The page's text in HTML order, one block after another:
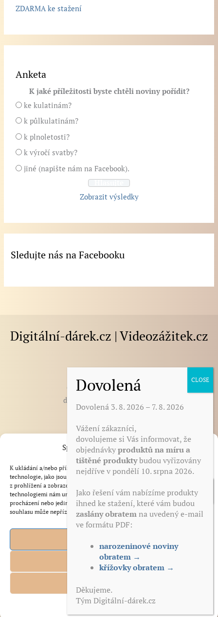
Spravovat Souhlas s cookies
K ukládání a/nebo přístupu k informacím o zařízení používáme
technologie, jako jsou soubory cookie. Děláme to, abychom zlepšili zážitek
z prohlížení a zobrazovali personalizované reklamy. Souhlas s těmito
technologiemi nám umožní zpracovávat údaje, jako je chování při
procházení nebo jedinečná ID na tomto webu. Nesouhlas nebo odvolání
souhlasu může nepříznivě ovlivnit určité vlastnosti a funkce.
Odmítnout
Zásady cookies
ZDARMA ke stažení
Anketa
K jaké příležitosti byste chtěli noviny pořídit?
ke kulatinám?
k půlkulatinám?
k plnoletosti?
k výročí svatby?
jiné (napište nám na Facebook).
Zobrazit výsledky
Sledujte nás na Facebooku
Digitální-dárek.cz | Videozážitek.cz
darek@digitalni-darek.cz
digitalni-darek@seznam.cz
BLOG - články, novinky, tipy
Otázky a odpovědi
Zdarma ke stažení
Reference
Obchodní podmínky
Zásady zpracování a ochrana osobních údajů
Odstoupení od smlouvy
Zásady cookies (EU)
křížovky, výročí svatby
obdržíte po zaplacení okamžitě na
svůj e-mail – bez čekání:
narozeninové noviny
křížovky obratem →
Dovolená 3. 8. 2026 – 7. 8. 2026
Vážení zákazníci,
dovolujeme si Vás informovat, že
objednávkyproduktů na míru a
tištěné produktybudou vyřizovány
nejdříve v pondělí 10. srpna 2026.
Jako řešení vám nabízíme produkty
ihned ke stažení, které vám budou
zaslány obratemna uvedený e-mail
ve formátu PDF:
narozeninové noviny
obratem →
křížovky obratem →
Děkujeme.
Tým Digitální-dárek.cz